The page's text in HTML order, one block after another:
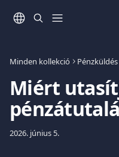
Minden kollekció
Miért
2026. június 5.